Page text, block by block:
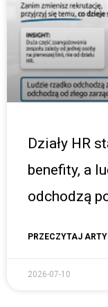
Działy HR
benefity, a
odchodzą
PRZECZYTAJ
2026-07-10